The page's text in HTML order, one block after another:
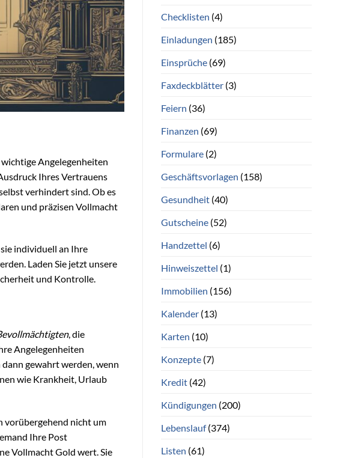
Angelegenheiten
Ihres Vertrauens
verhindert sind. Ob es
und präzisen Vollmacht
individuell an Ihre
Laden Sie jetzt unsere
und Kontrolle.
, die
Angelegenheiten
gewahrt werden, wenn
wie Krankheit, Urlaub
vorübergehend nicht um
Ihre Post
Vollmacht Gold wert. Sie
Checklisten (4)
Einladungen (185)
Einsprüche(69)
Faxdeckblätter(3)
Feiern (36)
Finanzen (69)
Formulare(2)
Geschäftsvorlagen (158)
Gesundheit(40)
Gutscheine(52)
Handzettel (6)
Hinweiszettel (1)
Immobilien (156)
Kalender(13)
Karten (10)
Konzepte(7)
Kredit(42)
Kündigungen (200)
Lebenslauf(374)
Listen (61)